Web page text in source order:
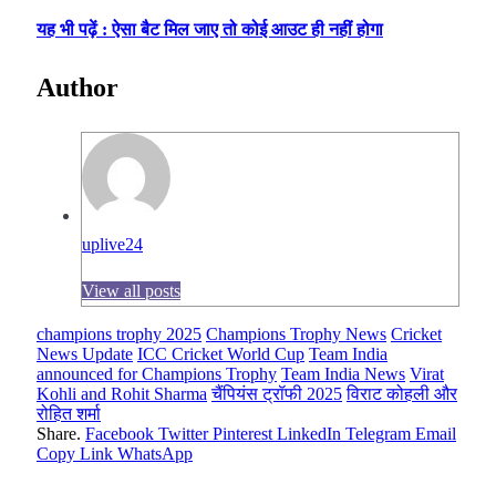
यह भी पढ़ें : ऐसा बैट मिल जाए तो कोई आउट ही नहीं होगा
Author
uplive24
View all posts
champions trophy 2025 Champions Trophy News Cricket
News Update ICC Cricket World Cup Team India
announced for Champions Trophy Team India News Virat
Kohli and Rohit Sharma चैंपियंस ट्रॉफी 2025 विराट कोहली और
रोहित शर्मा
Share. Facebook Twitter Pinterest LinkedIn Telegram Email
Copy Link WhatsApp